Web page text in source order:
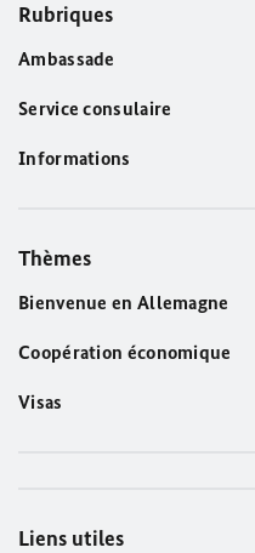
Rubriques
Ambassade
Service consulaire
Informations
Thèmes
Bienvenue en Allemagne
Coopération économique
Visas
Liens utiles